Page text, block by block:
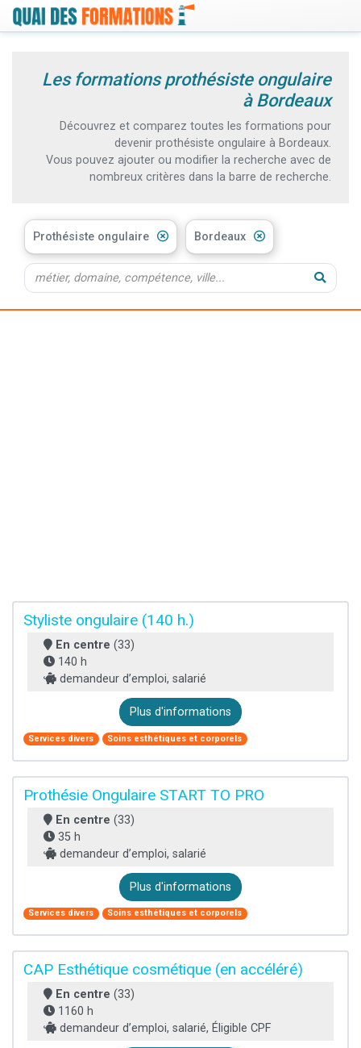
Les formations prothésiste ongulaire
à Bordeaux
Découvrez et comparez toutes les formations pour
devenir prothésiste ongulaire à Bordeaux.
Vous pouvez ajouter ou modifier la recherche avec de
nombreux critères dans la barre de recherche.
Prothésiste ongulaire Bordeaux
Styliste ongulaire (140 h.)
En centre (33)
140 h
demandeur d’emploi, salarié
Plus d'informations
Services divers Soins esthétiques et corporels
Prothésie Ongulaire START TO PRO
En centre (33)
35 h
demandeur d’emploi, salarié
Plus d'informations
Services divers Soins esthétiques et corporels
CAP Esthétique cosmétique (en accéléré)
En centre (33)
1160 h
demandeur d’emploi, salarié, Éligible CPF